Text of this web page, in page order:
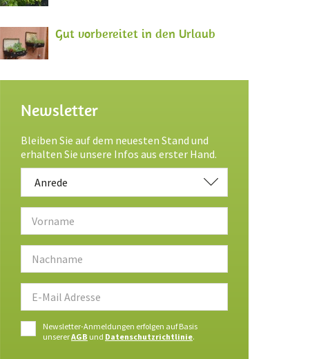
Gut vorbereitet in den Urlaub
Newsletter
Bleiben Sie auf dem neuesten Stand und
erhalten Sie unsere Infos aus erster Hand.
Anrede
Newsletter-Anmeldungen erfolgen auf Basis
unsererAGB und Datenschutzrichtlinie.